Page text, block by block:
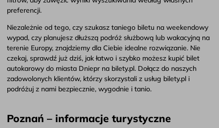
preferencji.
Niezależnie od tego, czy szukasz taniego biletu na weekendowy
wypad, czy planujesz dłuższą podróż służbową lub wakacyjną na
terenie Europy, znajdziemy dla Ciebie idealne rozwiązanie. Nie
czekaj, sprawdź już dziś, jak łatwo i szybko możesz kupić bilet
autokarowy do miasta Dniepr na bilety.pl. Dołącz do naszych
zadowolonych klientów, którzy skorzystali z usług bilety.pl i
podróżuj z nami bezpiecznie, wygodnie i tanio.
Poznań – informacje turystyczne